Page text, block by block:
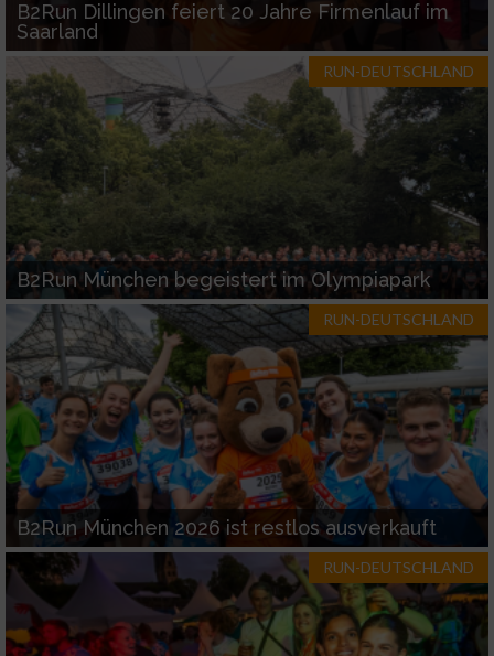
B2Run Dillingen feiert 20 Jahre Firmenlauf im
Saarland
RUN-DEUTSCHLAND
B2Run München begeistert im Olympiapark
RUN-DEUTSCHLAND
B2Run München 2026 ist restlos ausverkauft
RUN-DEUTSCHLAND